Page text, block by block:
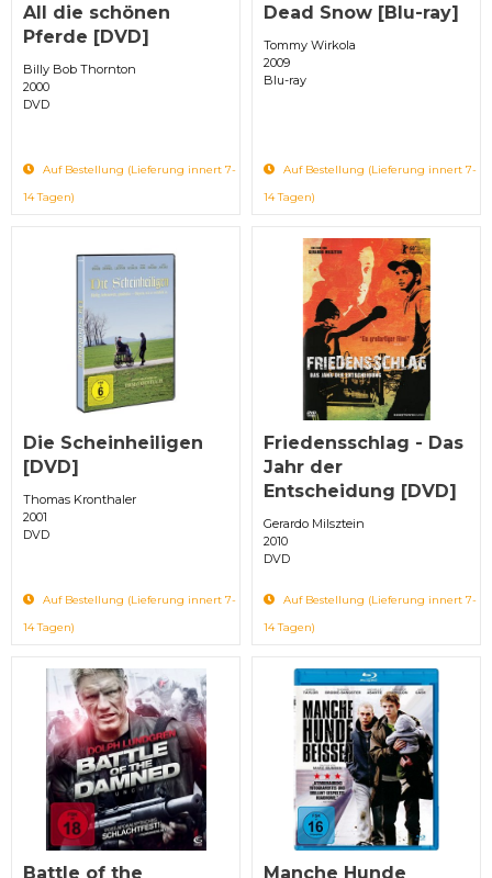
All die schönen
Pferde [DVD]
Billy Bob Thornton
2000
DVD
Auf Bestellung (Lieferung innert 7-
14 Tagen)
Dead Snow [Blu-ray]
Tommy Wirkola
2009
Blu-ray
Auf Bestellung (Lieferung innert 7-
14 Tagen)
Die Scheinheiligen
[DVD]
Thomas Kronthaler
2001
DVD
Auf Bestellung (Lieferung innert 7-
14 Tagen)
Friedensschlag - Das
Jahr der
Entscheidung [DVD]
Gerardo Milsztein
2010
DVD
Auf Bestellung (Lieferung innert 7-
14 Tagen)
Battle of the
Manche Hunde